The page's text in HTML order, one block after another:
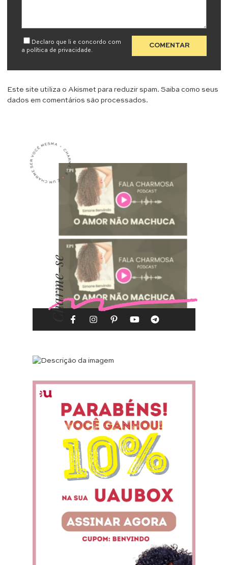
Declaro que li e concordo com
a política de privacidade.
Este site utiliza o Akismet para reduzir spam. Saiba como seus
dados em comentários são processados.
Charme-se